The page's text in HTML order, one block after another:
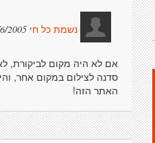
נשמת כל חי 16:17:27
אם לא היה מקום לביקורת,
סדנה לצילום במקום אחר,
האתר הזה!